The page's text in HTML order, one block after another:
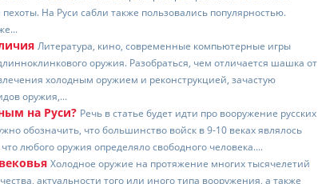
На Руси сабли также пользовались популярностью.
Литература, кино, современные компьютерные игры
оружия. Разобраться, чем отличается шашка от
холодным оружием и реконструкцией, зачастую
оружия,...
на Руси? Речь в статье будет идти про вооружение русских
обозначить, что большинство войск в 9-10 веках являлось
любого оружия определяло свободного человека....
Холодное оружие на протяжение многих тысячелетий
актуальности того или иного типа вооружения, а также